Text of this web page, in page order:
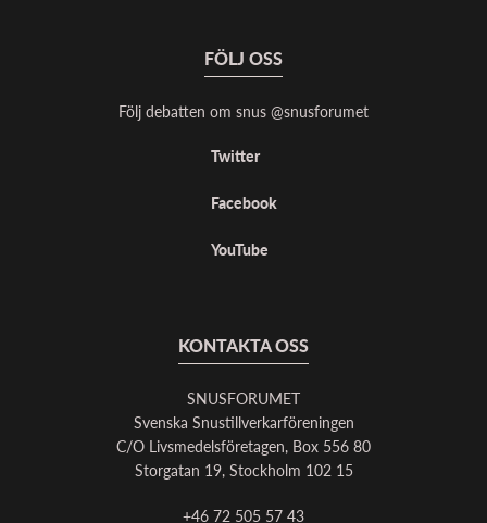
FÖLJ OSS
Följ debatten om snus @snusforumet
Twitter
Facebook
YouTube
KONTAKTA OSS
SNUSFORUMET
Svenska Snustillverkarföreningen
C/O Livsmedelsföretagen, Box 556 80
Storgatan 19, Stockholm 102 15
+46 72 505 57 43